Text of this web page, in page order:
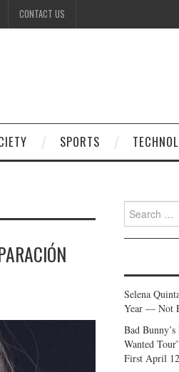
CONTACT US
SPORTS
Search
for:
Selena
Year — Not
Bad
Wanted
First April